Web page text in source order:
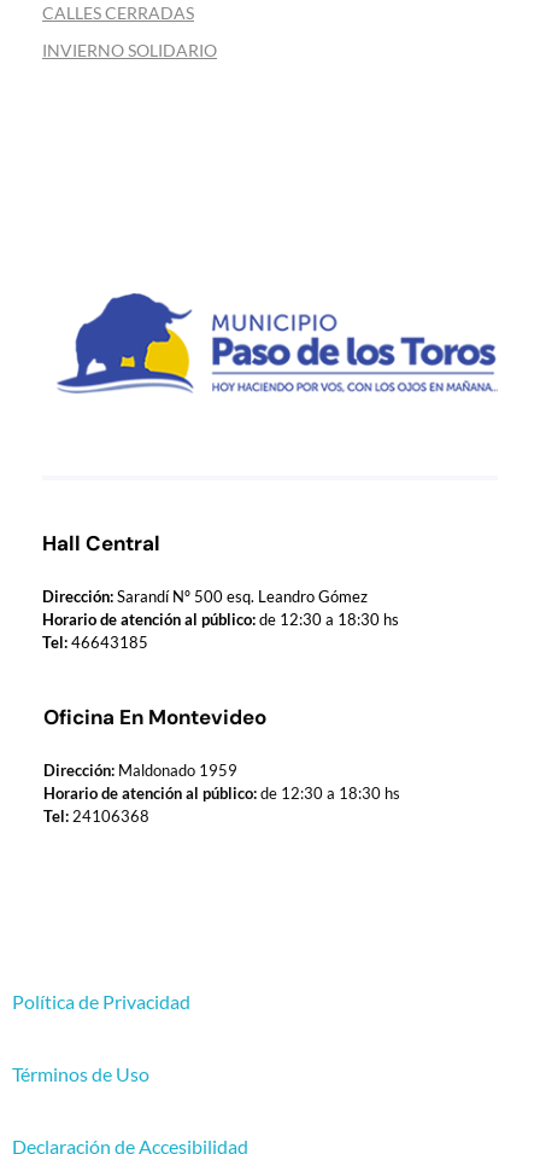
CALLES CERRADAS
INVIERNO SOLIDARIO
Hall Central
Dirección:Sarandí Nº 500 esq. Leandro Gómez
Horario de atención al público:de 12:30 a 18:30 hs
Tel:46643185
Oficina En Montevideo
Dirección:Maldonado 1959
Horario de atención al público:de 12:30 a 18:30 hs
Tel:24106368
Política de Privacidad
Términos de Uso
Declaración de Accesibilidad